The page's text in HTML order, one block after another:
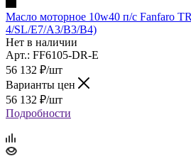
Масло моторное 10w40 п/с Fanfaro
4/SL/E7/A3/B3/B4)
Нет в наличии
Арт.: FF6105-DR-E
56 132 ₽/шт
Варианты цен
56 132 ₽/шт
Подробности